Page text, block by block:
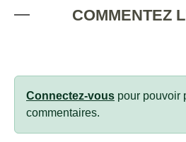
COMMENTEZ
Connectez-vous pour pouvoir
commentaires.